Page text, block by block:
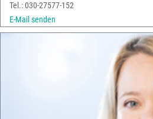
Tel.: 030-27577-152
E-Mail senden